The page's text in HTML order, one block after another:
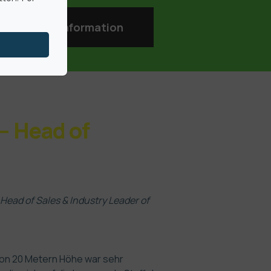
Mehr Information
Head of
of Sales & Industry Leader of
20 Metern Höhe war sehr